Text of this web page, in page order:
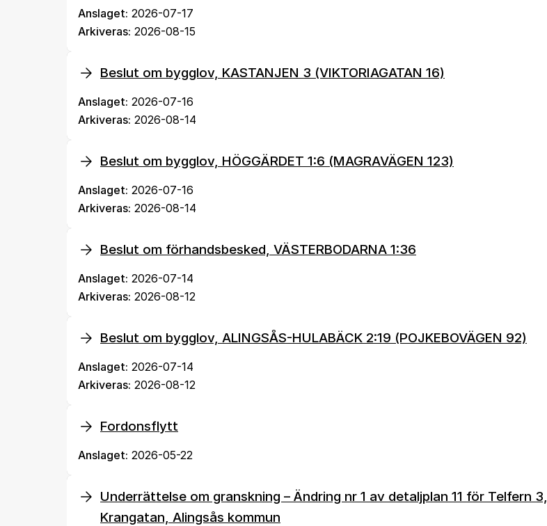
Anslaget: 2026-07-17
Arkiveras: 2026-08-15
Beslut om bygglov, KASTANJEN 3 (VIKTORIAGATAN 16)
Anslaget: 2026-07-16
Arkiveras: 2026-08-14
Beslut om bygglov, HÖGGÄRDET 1:6 (MAGRAVÄGEN 123)
Anslaget: 2026-07-16
Arkiveras: 2026-08-14
Beslut om förhandsbesked, VÄSTERBODARNA 1:36
Anslaget: 2026-07-14
Arkiveras: 2026-08-12
Beslut om bygglov, ALINGSÅS-HULABÄCK 2:19 (POJKEBOVÄGEN 92)
Anslaget: 2026-07-14
Arkiveras: 2026-08-12
Fordonsflytt
Anslaget: 2026-05-22
Underrättelse om granskning – Ändring nr 1 av detaljplan 11 för Telfern 3,
Krangatan, Alingsås kommun